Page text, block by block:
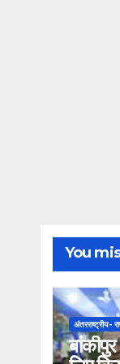
You
अंतरराष्ट्रीय-